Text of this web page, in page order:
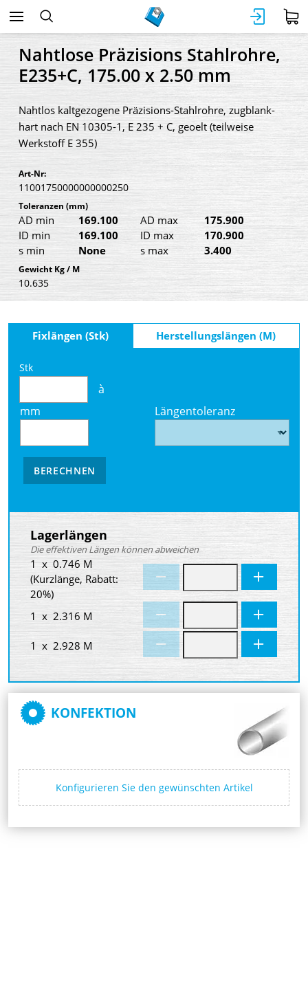
Nahtlose Präzisions Stahlrohre,
E235+C, 175.00 x 2.50 mm
Nahtlos kaltgezogene Präzisions-Stahlrohre, zugblank-
hart nach EN 10305-1, E 235 + C, geoelt (teilweise
Werkstoff E 355)
Art-Nr:
11001750000000000250
Toleranzen (mm)
AD min 169.100 AD max
175.900
ID min
169.100 ID max
170.900
s min
None s max 3.400
Gewicht Kg / M
10.635
Fixlängen (Stk) Herstellungslängen (M)
Stk
à
mm
Längentoleranz
BERECHNEN
Lagerlängen
Die effektiven Längen können abweichen
1 x 0.746 M
(Kurzlänge, Rabatt:
20%)
1 x 2.316 M
1 x 2.928 M
KONFEKTION
Konfigurieren Sie den gewünschten Artikel